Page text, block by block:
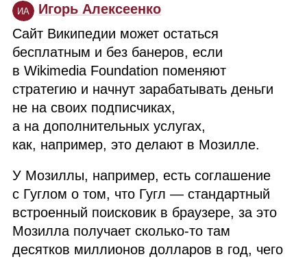
ИА
Игорь Алексеенко
Сайт Википедии может остаться
бесплатным и без банеров, если
в Wikimedia Foundation поменяют
стратегию и начнут зарабатывать деньги
не на своих подписчиках,
а на дополнительных услугах,
как, например, это делают в Мозилле.
У Мозиллы, например, есть соглашение
с Гуглом о том, что Гугл — стандартный
встроенный поисковик в браузере, за это
Мозилла получает сколько‑то там
десятков миллионов долларов в год, чего